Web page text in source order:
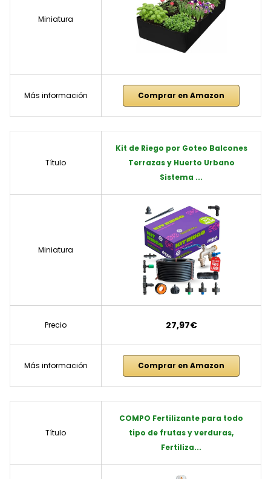
Miniatura
Más información Comprar en Amazon
Título
Kit de Riego por Goteo Balcones
Terrazas y Huerto Urbano
Sistema ...
Miniatura
Precio 27,97€
Más información Comprar en Amazon
Título
COMPO Fertilizante para todo
tipo de frutas y verduras,
Fertiliza...